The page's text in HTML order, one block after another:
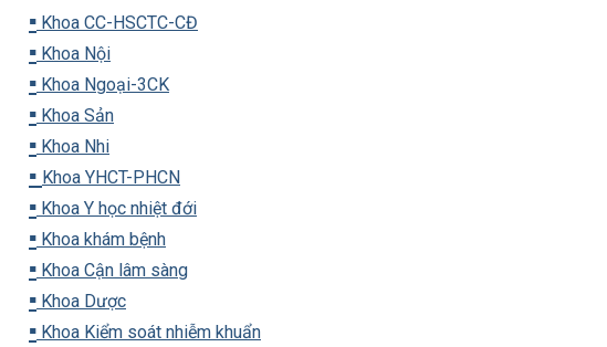
▪️ Khoa CC-HSCTC-CĐ
▪️ Khoa Nội
▪️ Khoa Ngoại-3CK
▪️ Khoa Sản
▪️ Khoa Nhi
▪️ Khoa YHCT-PHCN
▪️ Khoa Y học nhiệt đới
▪️ Khoa khám bệnh
▪️ Khoa Cận lâm sàng
▪️ Khoa Dược
▪️ Khoa Kiểm soát nhiễm khuẩn